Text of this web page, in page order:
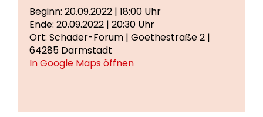
Beginn: 20.09.2022 | 18:00 Uhr
Ende: 20.09.2022 | 20:30 Uhr
Ort: Schader-Forum | Goethestraße 2 |
64285 Darmstadt
In Google Maps öffnen